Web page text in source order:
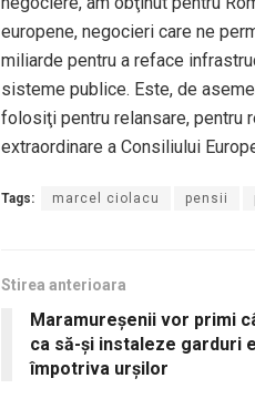
europene, negocieri care ne
miliarde pentru a reface
sisteme publice. Este, de
folosiţi pentru relansare, pentru
extraordinare a Consiliului
Tags: marcel ciolacu pensii
Stirea anterioara
Maramureşenii vor primi
ca să-și instaleze garduri
împotriva urșilor